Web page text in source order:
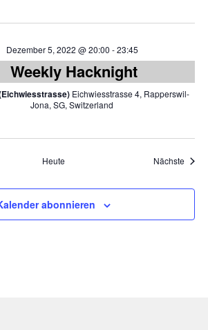
Dezember 5, 2022 @ 20:00 -23:45
Weekly Hacknight
Eichwiesstrasse 4, Rapperswil-
Jona, SG, Switzerland
Heute Nächste
abonnieren